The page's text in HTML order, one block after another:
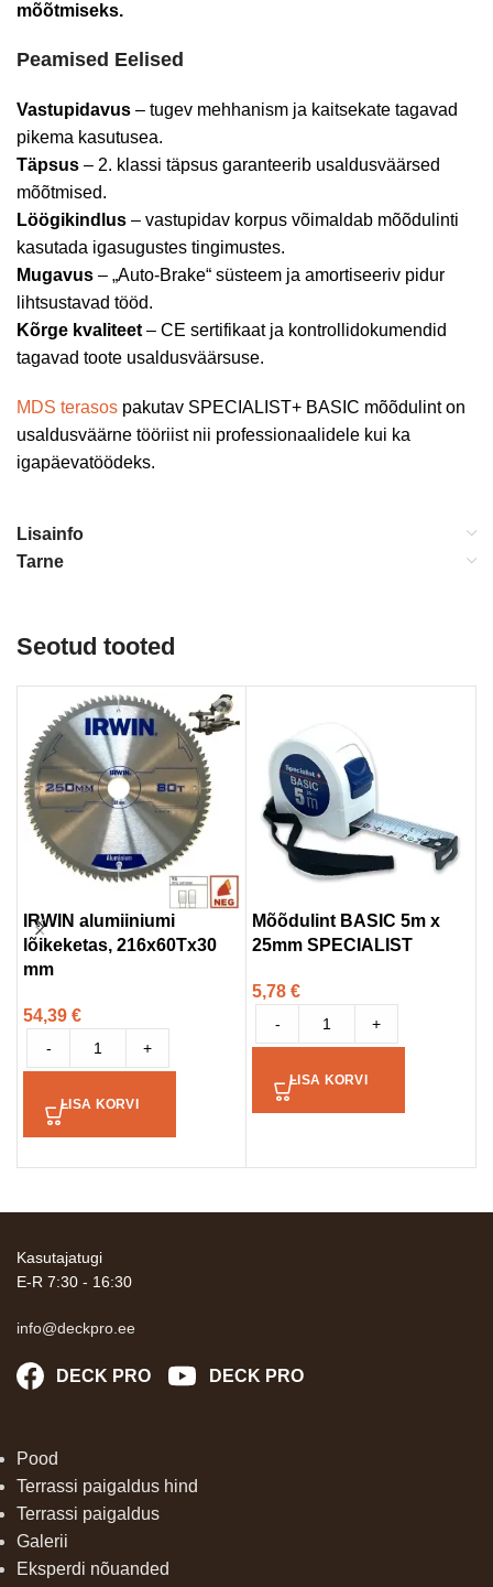
mõõtmiseks.
Peamised Eelised
Vastupidavus – tugev mehhanism ja kaitsekate tagavad
pikema kasutusea.
Täpsus – 2. klassi täpsus garanteerib usaldusväärsed
mõõtmised.
Löögikindlus – vastupidav korpus võimaldab mõõdulinti
kasutada igasugustes tingimustes.
Mugavus – „Auto-Brake“ süsteem ja amortiseeriv pidur
lihtsustavad tööd.
Kõrge kvaliteet – CE sertifikaat ja kontrollidokumendid
tagavad toote usaldusväärsuse.
MDS terasos pakutav SPECIALIST+ BASIC mõõdulint on
usaldusväärne tööriist nii professionaalidele kui ka
igapäevatöödeks.
Lisainfo
Tarne
Seotud tooted
IRWIN alumiiniumi
lõikeketas, 216x60Tx30
mm
54,39 €
- +
LISA KORVI
Mõõdulint BASIC 5m x
25mm SPECIALIST
5,78 €
- +
LISA KORVI
Kasutajatugi
E-R 7:30 - 16:30
info@deckpro.ee
DECK PRO DECK PRO
Pood
Terrassi paigaldus hind
Terrassi paigaldus
Galerii
Eksperdi nõuanded